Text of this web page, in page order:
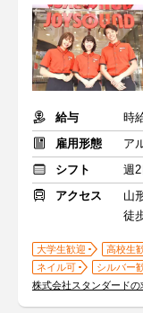
給与
時
雇用形態
ア
シフト
週
アクセス
山
徒
大学生歓迎 高校生
ネイル可
シルバー
株式会社スタンダードの